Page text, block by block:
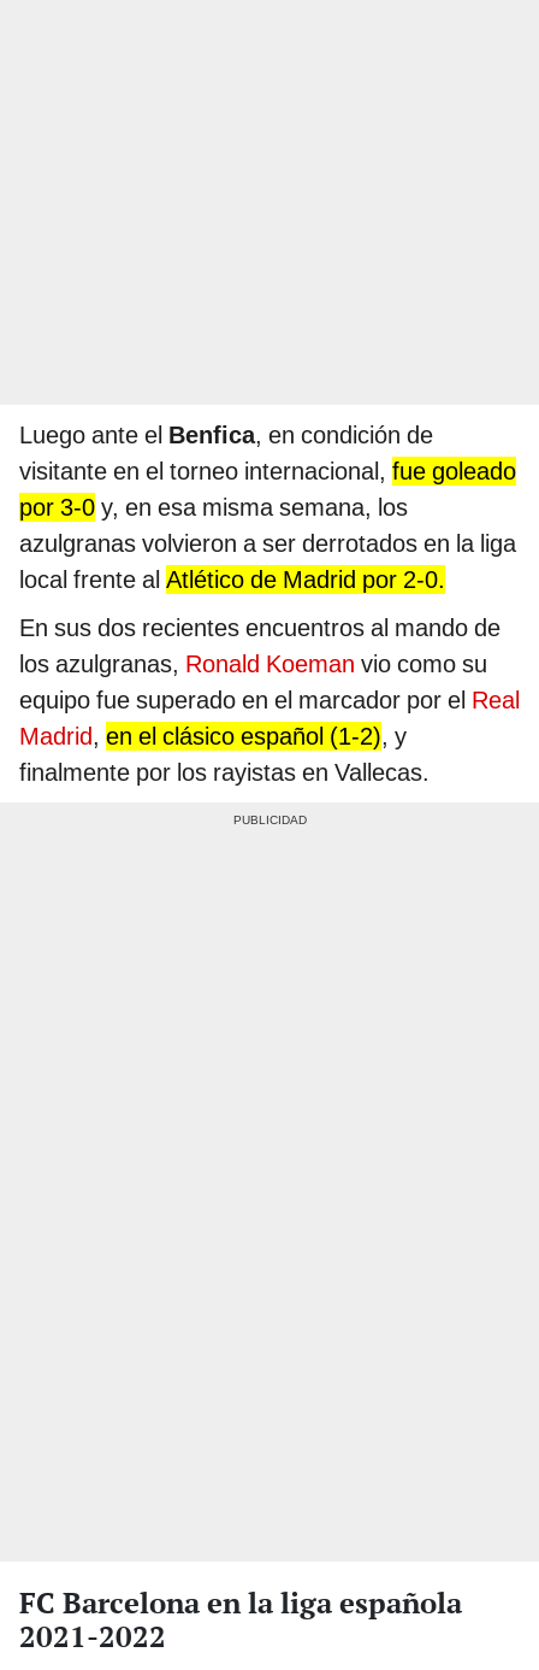
Luego ante el Benfica, en condición de
visitante en el torneo internacional, fue goleado
por 3-0 y, en esa misma semana, los
azulgranas volvieron a ser derrotados en la liga
local frente al Atlético de Madrid por 2-0.
En sus dos recientes encuentros al mando de
los azulgranas, Ronald Koeman vio como su
equipo fue superado en el marcador por el Real
Madrid, en el clásico español (1-2), y
finalmente por los rayistas en Vallecas.
FC Barcelona en la liga española
2021-2022